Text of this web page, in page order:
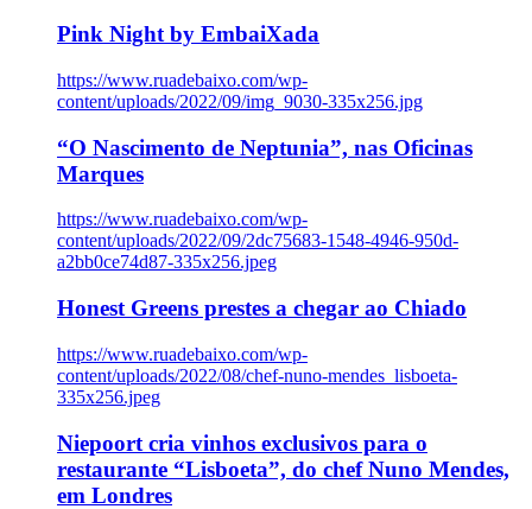
Pink Night by EmbaiXada
https://www.ruadebaixo.com/wp-
content/uploads/2022/09/img_9030-335x256.jpg
“O Nascimento de Neptunia”, nas Oficinas
Marques
https://www.ruadebaixo.com/wp-
content/uploads/2022/09/2dc75683-1548-4946-950d-
a2bb0ce74d87-335x256.jpeg
Honest Greens prestes a chegar ao Chiado
https://www.ruadebaixo.com/wp-
content/uploads/2022/08/chef-nuno-mendes_lisboeta-
335x256.jpeg
Niepoort cria vinhos exclusivos para o
restaurante “Lisboeta”, do chef Nuno Mendes,
em Londres